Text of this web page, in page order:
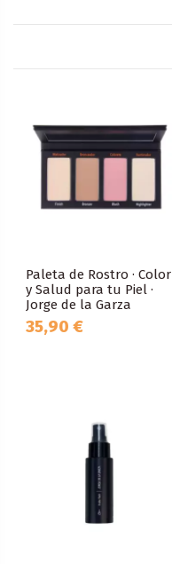
Paleta de Rostro · Color
y Salud para tu Piel ·
Jorge de la Garza
35,90 €